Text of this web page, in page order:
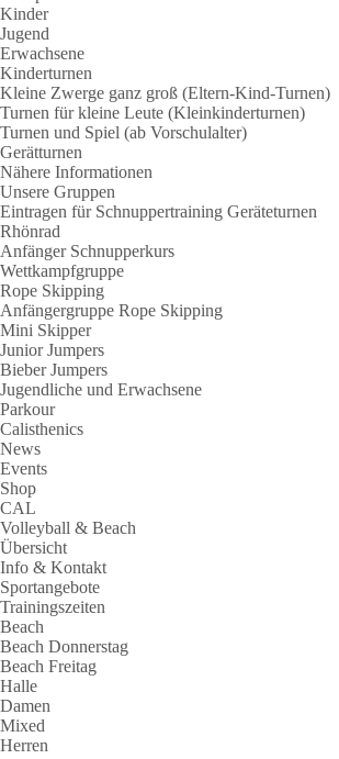
Kinder
Jugend
Erwachsene
Kinderturnen
Kleine Zwerge ganz groß (Eltern-Kind-Turnen)
Turnen für kleine Leute (Kleinkinderturnen)
Turnen und Spiel (ab Vorschulalter)
Gerätturnen
Nähere Informationen
Unsere Gruppen
Eintragen für Schnuppertraining Geräteturnen
Rhönrad
Anfänger Schnupperkurs
Wettkampfgruppe
Rope Skipping
Anfängergruppe Rope Skipping
Mini Skipper
Junior Jumpers
Bieber Jumpers
Jugendliche und Erwachsene
Parkour
Calisthenics
News
Events
Shop
CAL
Volleyball & Beach
Übersicht
Info & Kontakt
Sportangebote
Trainingszeiten
Beach
Beach Donnerstag
Beach Freitag
Halle
Damen
Mixed
Herren